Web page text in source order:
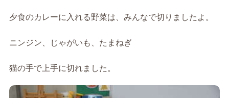
夕食のカレーに入れる野菜は、みんなで切りましたよ。
ニンジン、じゃがいも、たまねぎ
猫の手で上手に切れました。